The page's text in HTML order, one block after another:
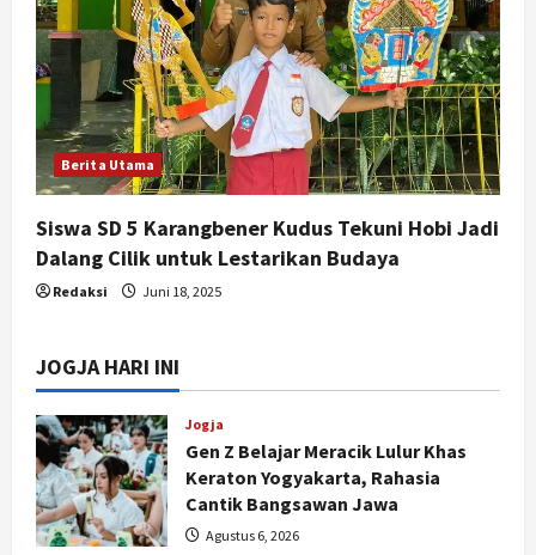
Berita Utama
Siswa SD 5 Karangbener Kudus Tekuni Hobi Jadi
Dalang Cilik untuk Lestarikan Budaya
Redaksi Juni 18, 2025
JOGJA HARI INI
Jogja
Gen Z Belajar Meracik Lulur Khas
Keraton Yogyakarta, Rahasia
Cantik Bangsawan Jawa
Agustus 6, 2026